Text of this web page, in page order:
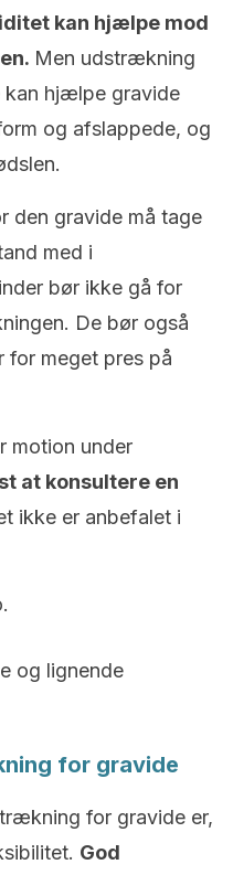
kan hjælpe mod
Men udstrækning
kan hjælpe gravide
og afslappede, og
den gravide må tage
med i
bør ikke gå for
De bør også
for meget pres på
motion under
at konsultere en
ikke er anbefalet i
og lignende
for gravide
for gravide er,
God